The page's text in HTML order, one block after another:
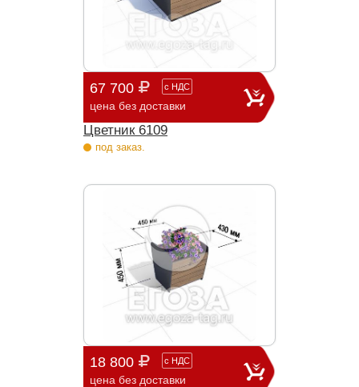
67 700 с НДС
цена без доставки
Цветник 6109
под заказ.
18 800 с НДС
цена без доставки